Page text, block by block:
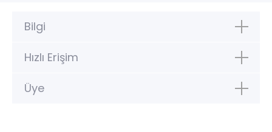
Bilgi
Hızlı Erişim
Üye